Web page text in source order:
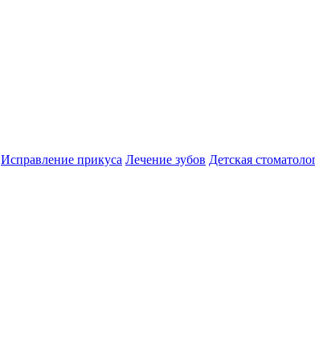
Исправление прикуса Лечение зубов Детская